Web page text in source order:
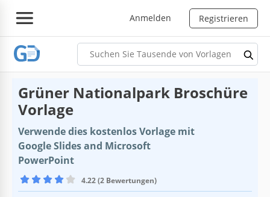
Anmelden Registrieren
Grüner Nationalpark Broschüre
Vorlage
Verwende dies kostenlos Vorlage mit
Google Slides and Microsoft
PowerPoint
4.22 (2 Bewertungen)